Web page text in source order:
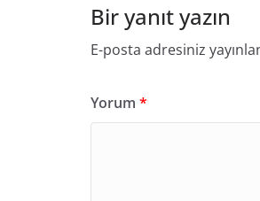
Bir yanıt yazın
E-posta adresiniz
Yorum *